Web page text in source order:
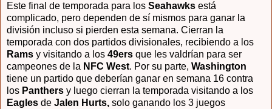
Este final de temporada para los Seahawks está
complicado, pero dependen de sí mismos para ganar la
división incluso si pierden esta semana. Cierran la
temporada con dos partidos divisionales, recibiendo a los
Rams y visitando a los 49ers que les valdrían para ser
campeones de la NFC West. Por su parte, Washington
tiene un partido que deberían ganar en semana 16 contra
los Panthers y luego cierran la temporada visitando a los
Eagles de Jalen Hurts, solo ganando los 3 juegos